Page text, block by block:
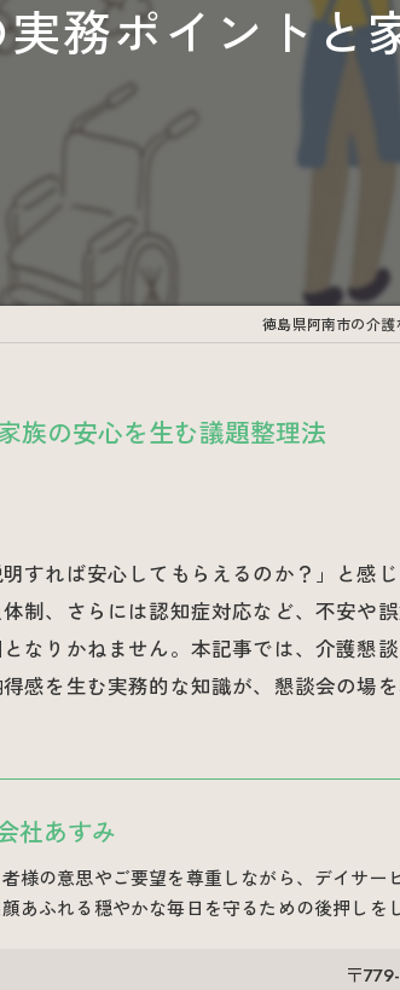
務ポイントと
徳島県阿南市の介
族の安心を生む議題整理法
すれば安心してもらえるのか？」と感
制、さらには認知症対応など、不安や
なりかねません。本記事では、介護懇
感を生む実務的な知識が、懇談会の場
社あすみ
様の意思やご要望を尊重しながら、デイサ
あふれる穏やかな毎日を守るための後押しを
〒